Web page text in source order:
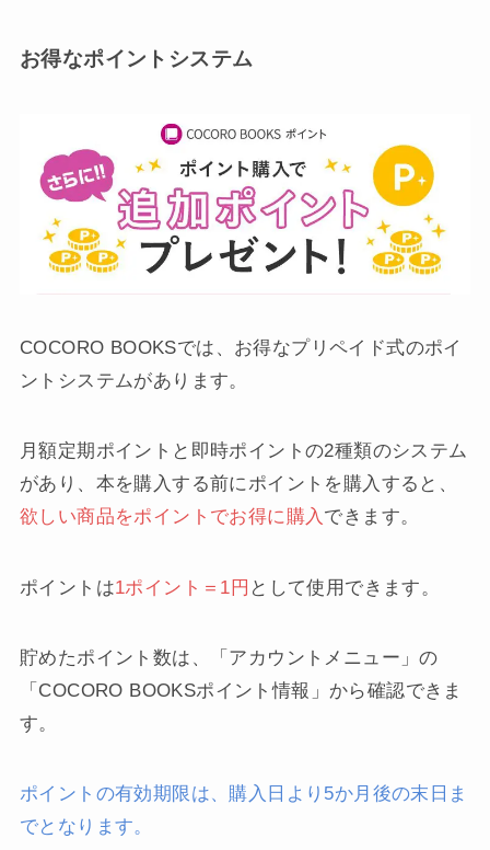
お得なポイントシステム
COCORO BOOKSでは、お得なプリペイド式のポイ
ントシステムがあります。
月額定期ポイントと即時ポイントの2種類のシステム
があり、本を購入する前にポイントを購入すると、
欲しい商品をポイントでお得に購入 できます。
ポイントは1ポイント＝1円 として使用できます。
貯めたポイント数は、「アカウントメニュー」の
「COCORO BOOKSポイント情報」から確認できま
す。
ポイントの有効期限は、購入日より5か月後の末日ま
でとなります。